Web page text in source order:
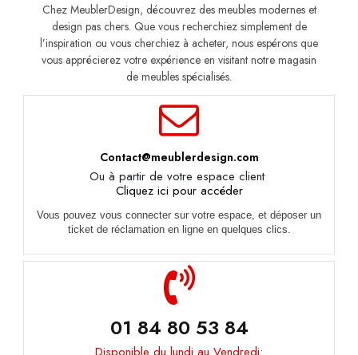
Chez MeublerDesign, découvrez des meubles modernes et
design pas chers. Que vous recherchiez simplement de
l’inspiration ou vous cherchiez à acheter, nous espérons que
vous apprécierez votre expérience en visitant notre magasin
de meubles spécialisés.
Contact@meublerdesign.com
Ou à partir de votre espace client
Cliquez ici pour accéder
Vous pouvez vous connecter sur votre espace, et déposer un
ticket de réclamation en ligne en quelques clics.
01 84 80 53 84